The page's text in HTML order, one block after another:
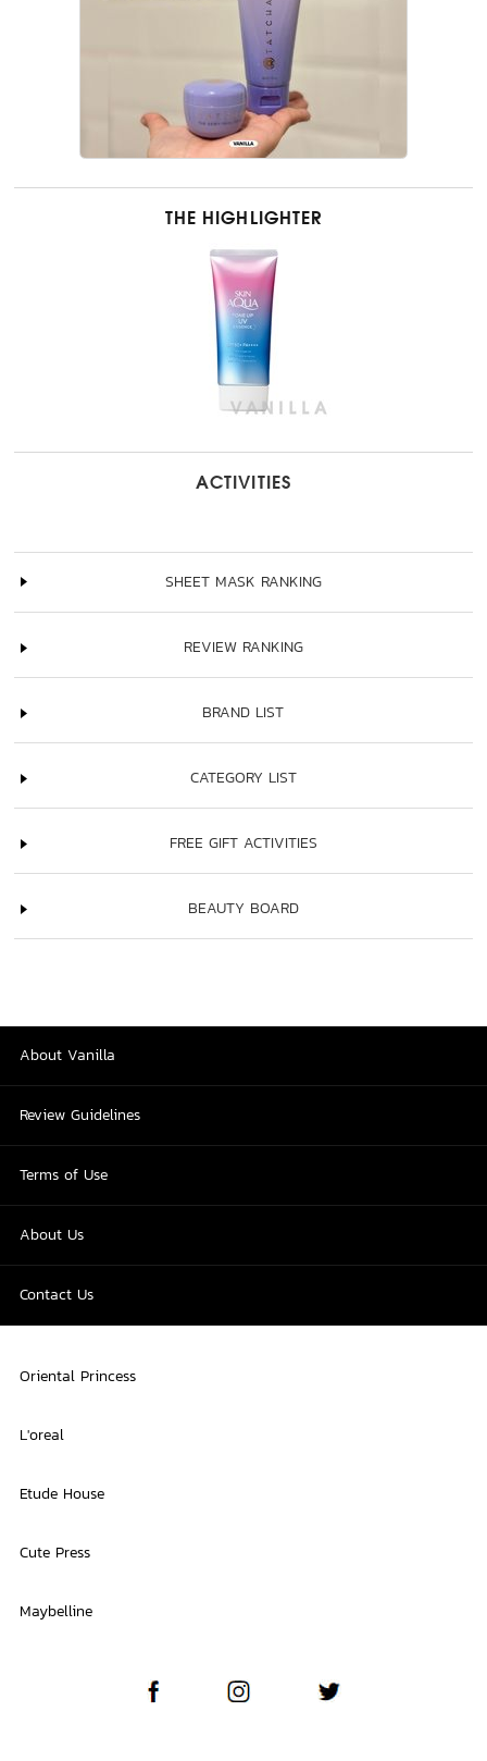
THE HIGHLIGHTER
ACTIVITIES
SHEET MASK RANKING
REVIEW RANKING
BRAND LIST
CATEGORY LIST
FREE GIFT ACTIVITIES
BEAUTY BOARD
About Vanilla
Review Guidelines
Terms of Use
About Us
Contact Us
Oriental Princess
L'oreal
Etude House
Cute Press
Maybelline